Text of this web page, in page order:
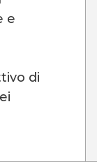
e
di